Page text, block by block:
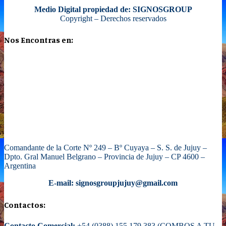
Medio Digital propiedad de: SIGNOSGROUP
Copyright – Derechos reservados
Nos Encontras en:
Comandante de la Corte Nº 249 – Bº Cuyaya – S. S. de Jujuy –
Dpto. Gral Manuel Belgrano – Provincia de Jujuy – CP 4600 –
Argentina
E-mail: signosgroupjujuy@gmail.com
Contactos: